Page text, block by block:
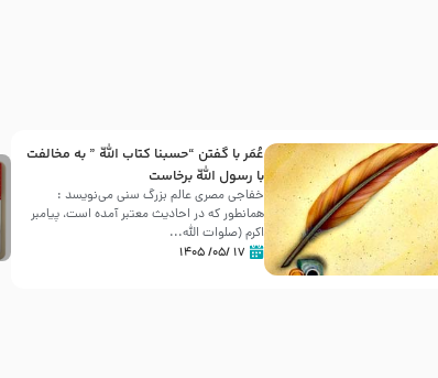
عُمَر با گفتن “حسبنا كتاب اللّه ” به مخالفت
با رسول اللّه برخاست
خفاجی مصری عالم بزرگ سنی می‌نویسد :
همانطور که در احادیث معتبر آمده است، پیامبر
اکرم (صلوات اللّه...
۱۷ /۰۵/ ۱۴۰۵
30 صفر المظفر
شهادت حضرت علی بن موسی الرضا (علیه السلام) در روز
آخـر صفر سـال 203 هـ .ق. هشـتمین اختر تابناک امامت